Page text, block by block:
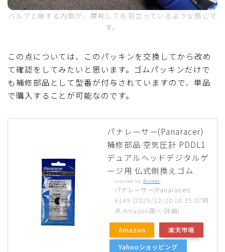
バルブと接する内側が、摩耗して毛羽立っているような感じで
す。
この点については、このパッキンを交換してから改め
て確認をしてみたいと思います。ゴムパッキンだけで
も補修部品として型番が付与されていますので、単品
で購入することが可能なのです。
パナレーサー(Panaracer)
補修部品 空気圧計 PDDL1
デュアルヘッドデジタルゲ
ージ用 仏式側換えゴム
created by Rinker
パナレーサー(Panaracer)
¥149 (2025/12/20 18:35:07時
点 Amazon調べ-詳細)
Amazon
楽天市場
Yahooショッピング